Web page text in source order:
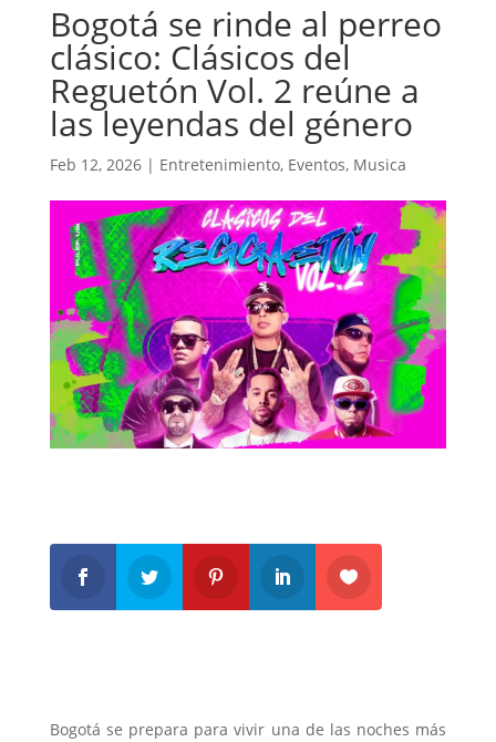
Bogotá se rinde al perreo
clásico: Clásicos del
Reguetón Vol. 2 reúne a
las leyendas del género
Feb 12, 2026| Entretenimiento, Eventos, Musica
Bogotá se prepara para vivir una de las noches más